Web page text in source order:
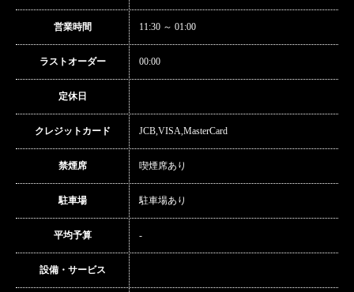
営業時間 11:30 ～ 01:00
ラストオーダー 00:00
定休日
クレジットカード JCB,VISA,MasterCard
禁煙席 喫煙席あり
駐車場 駐車場あり
平均予算 -
設備・サービス